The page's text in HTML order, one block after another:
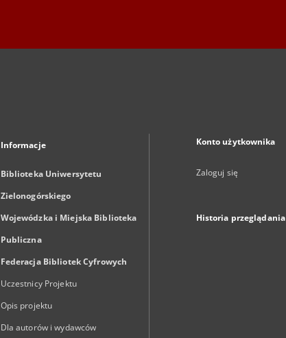
Informacje
Biblioteka Uniwersytetu
Zielonogórskiego
Wojewódzka i Miejska Biblioteka
Publiczna
Federacja Bibliotek Cyfrowych
Uczestnicy Projektu
Opis projektu
Dla autorów i wydawców
Konto użytkownika
Zaloguj się
Historia przeglądania